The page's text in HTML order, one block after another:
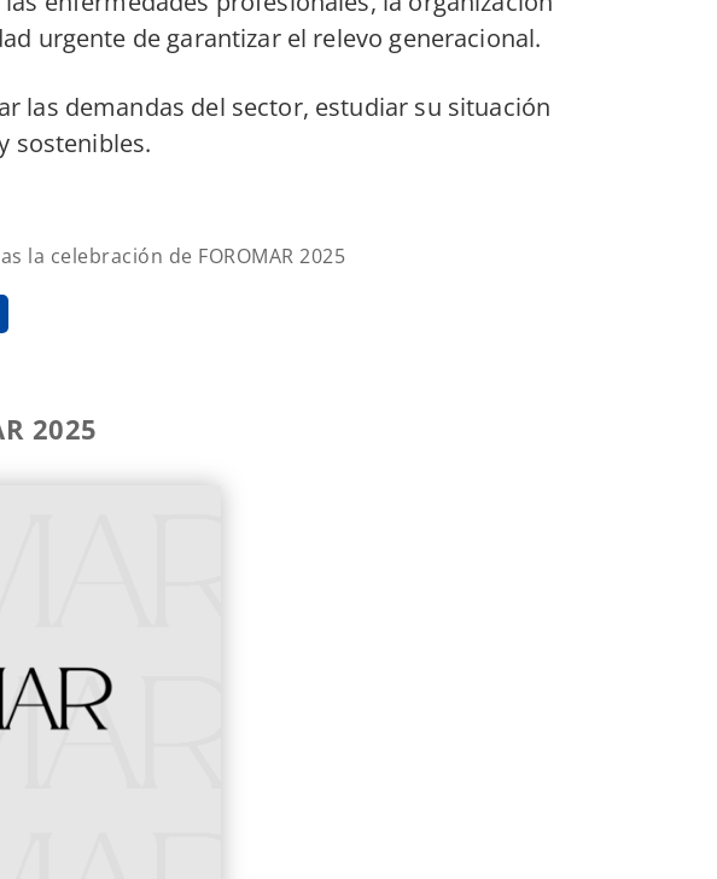
urgente de garantizar el relevo generacional.
las demandas del sector, estudiar su situación
sostenibles.
la celebración de FOROMAR 2025
2025